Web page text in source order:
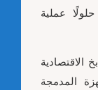
عملية
الاقتصادية
المدمجة